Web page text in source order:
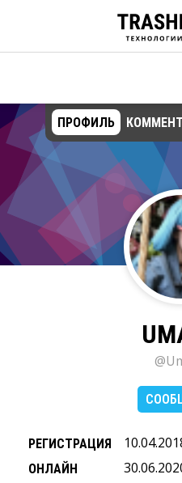
ПРОФИЛЬ
РЕГИСТРАЦИЯ
ОНЛАЙН